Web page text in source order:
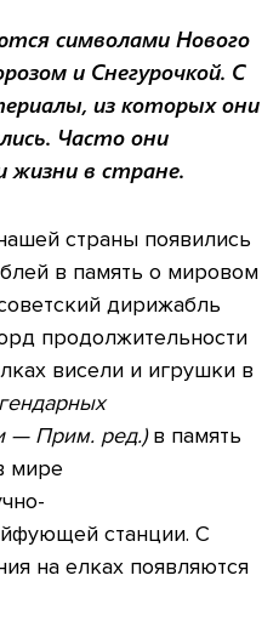
символами Нового
и Снегурочкой. С
из которых они
Часто они
жизни в стране.
страны появились
в память о мировом
дирижабль
продолжительности
висели и игрушки в
— Прим. ред.)в память
мире
станции. С
на елках появляются